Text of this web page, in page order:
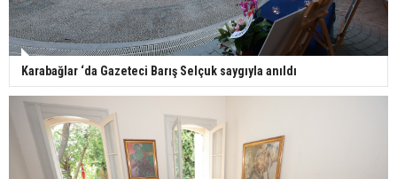
Karabağlar ‘da Gazeteci Barış Selçuk saygıyla anıldı